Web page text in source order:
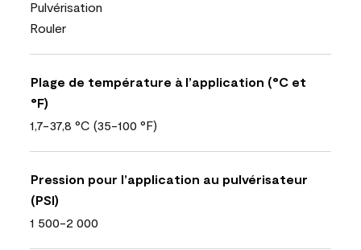
Pulvérisation
Rouler
Plage de température à l’application (°C et
°F)
1,7-37,8 °C (35-100 °F)
Pression pour l’application au pulvérisateur
(PSI)
1 500-2 000